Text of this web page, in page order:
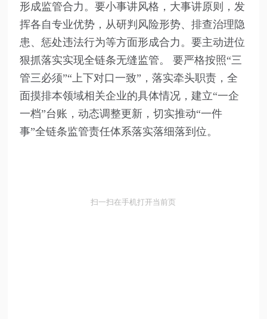
形成监管合力。要小事讲风格，大事讲原则，发
挥各自专业优势，从研判风险形势、排查治理隐
患、惩处违法行为等方面形成合力。要主动进位
狠抓落实实现全链条无缝监管。 要严格按照“三
管三必须”“上下对口一致”，落实牵头职责，全
面摸排本领域相关企业的具体情况，建立“一企
一档”台账，动态调整更新，切实推动“一件
事”全链条监管责任体系落实落细落到位。
扫一扫在手机打开当前页